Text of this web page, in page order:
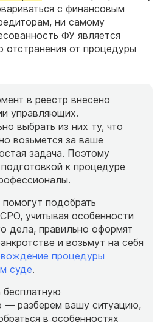
с финансовым
ни самому
ФУ является
отстранения от процедуры
в реестр внесено
управляющих.
выбрать из них ту, что
возьмется за ваше
задача. Поэтому
к процедуре
подобрать
учитывая особенности
дела, правильно оформят
и возьмут на себя
процедуры
суде.
бесплатную
— разберем вашу ситуацию,
в особенностях